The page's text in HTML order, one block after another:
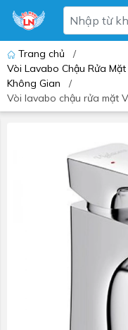
Trang chủ
/
Vòi Lavabo Chậu Rửa
Không Gian
/
Vòi lavabo chậu rửa mặt